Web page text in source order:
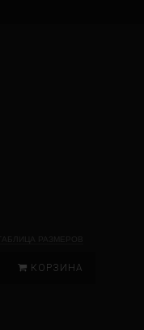
КОРЗИНА
ТАБЛИЦА РАЗМЕРОВ